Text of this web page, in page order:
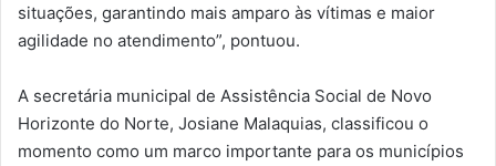
situações, garantindo mais amparo às vítimas e maior
agilidade no atendimento”, pontuou.
A secretária municipal de Assistência Social de Novo
Horizonte do Norte, Josiane Malaquias, classificou o
momento como um marco importante para os municípios